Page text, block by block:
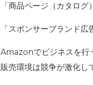
「商品ページ（カタロ
「スポンサーブランド
Amazonでビジネスを行
販売環境は競争が激化し